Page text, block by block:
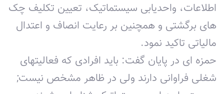
اطلاعات، واحدیابی سیستماتیک، تعیین تکلیف چک
های برگشتی و همچنین بر رعایت انصاف و اعتدال
مالیاتی تاکید نمود.
حمزه ای در پایان گفت: باید افرادی که فعالیتهای
شغلی فراوانی دارند ولی در ظاهر مشخص نیست;